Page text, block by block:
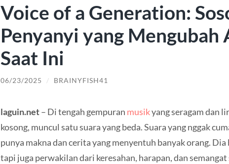
Voice of a Generation:
Penyanyi yang Mengubah
Saat Ini
06/23/2025 / BRAINYFISH41
laguin.net– Di tengah gempuran musikyang seragam dan
kosong, muncul satu suara yang beda. Suara yang nggak
punya makna dan cerita yang menyentuh banyak orang.
tapi juga perwakilan dari keresahan, harapan, dan semangat